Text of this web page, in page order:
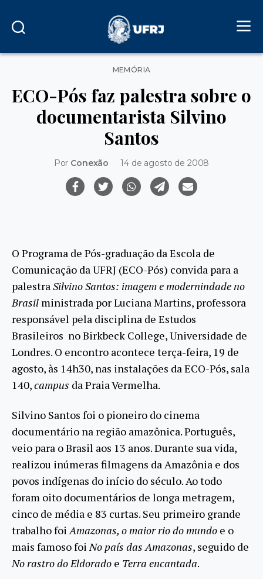
Categorias
MEMÓRIA
ECO-Pós faz palestra sobre o
documentarista Silvino
Santos
Por Conexão 14 de agosto de 2008
O Programa de Pós-graduação da Escola de
Comunicação da UFRJ (ECO-Pós) convida para a
palestraSilvino Santos: imagem e modernindade no
Brasil ministrada por Luciana Martins, professora
responsável pela disciplina de Estudos
Brasileiros no Birkbeck College, Universidade de
Londres. O encontro acontece terça-feira, 19 de
agosto, às 14h30, nas instalações da ECO-Pós, sala
140,campus da Praia Vermelha.
Silvino Santos foi o pioneiro do cinema
documentário na região amazônica. Português,
veio para o Brasil aos 13 anos. Durante sua vida,
realizou inúmeras filmagens da Amazônia e dos
povos indígenas do início do século. Ao todo
foram oito documentários de longa metragem,
cinco de média e 83 curtas. Seu primeiro grande
trabalho foi Amazonas, o maior rio do mundo e o
mais famoso foi No país das Amazonas, seguido de
No rastro do Eldorado e Terra encantada.